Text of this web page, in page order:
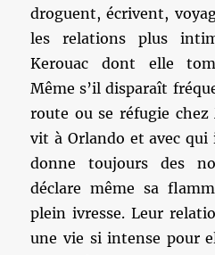
droguent, écrivent,
les relations plus
Kerouac dont elle
Même s’il disparaît
route ou se réfugie chez
vit à Orlando et avec
donne toujours des
déclare même sa
plein ivresse. Leur
une vie si intense pour